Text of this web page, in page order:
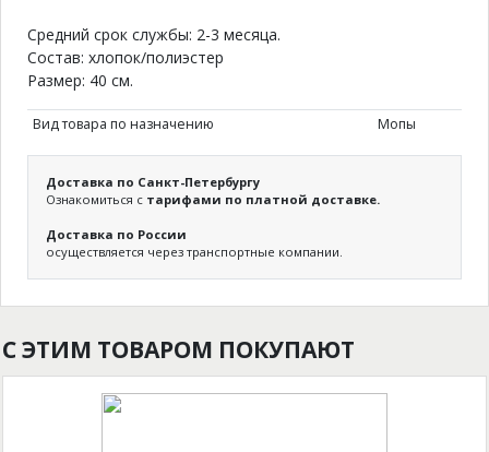
Средний срок службы: 2-3 месяца.
Состав: хлопок/полиэстер
Размер: 40 см.
Вид товара по назначению Мопы
Доставка по Санкт-Петербургу
Ознакомиться с тарифами по платной доставке.
Доставка по России
осуществляется через транспортные компании.
С ЭТИМ ТОВАРОМ ПОКУПАЮТ